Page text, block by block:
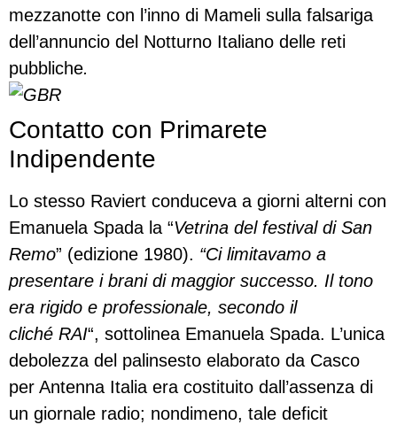
mezzanotte con l’inno di Mameli sulla falsariga
dell’annuncio del Notturno Italiano delle reti
pubbliche.
Contatto con Primarete
Indipendente
Lo stesso Raviert conduceva a giorni alterni con
Emanuela Spada la “Vetrina del festival di San
Remo” (edizione 1980). “Ci limitavamo a
presentare i brani di maggior successo. Il tono
era rigido e professionale, secondo il
cliché RAI“, sottolinea Emanuela Spada. L’unica
debolezza del palinsesto elaborato da Casco
per Antenna Italia era costituito dall’assenza di
un giornale radio; nondimeno, tale deficit